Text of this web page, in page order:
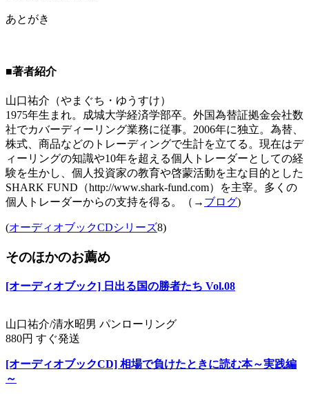
あとがき
■著者紹介
山口祐介（やまぐち・ゆうすけ）
1975年生まれ。成城大学経済学部卒。外国為替証拠金会社数
社でカバーディーリング業務に従事。2006年に独立。為替、
株式、商品などのトレーディングで生計を立てる。現在はデ
ィーリングの知識や10年を超える個人トレーダーとしての経
験を生かし、個人投資家の教育や啓蒙活動を主な目的とした
SHARK FUND（http://www.shark-fund.com）を主宰。多くの
個人トレーダーからの支持を得る。（→ ブログ)
(オーディオブックCDシリーズ8)
そのほかのお薦め
[オーディオブック] 日出る国の勝者たち Vol.08
山口祐介/清水昭男 パンローリング
880円 すぐ発送
[オーディオブックCD] 相場で負けたときに読む本～実践編
～